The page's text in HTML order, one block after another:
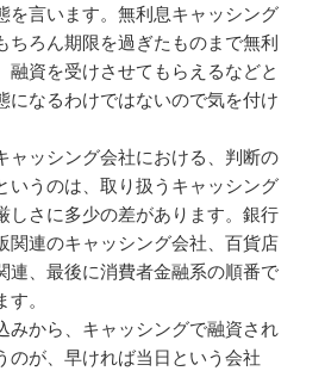
を言います。無利息キャッシング
ちろん期限を過ぎたものまで無利
融資を受けさせてもらえるなどと
になるわけではないので気を付け
ャッシング会社における、判断の
いうのは、取り扱うキャッシング
しさに多少の差があります。銀行
関連のキャッシング会社、百貨店
連、最後に消費者金融系の順番で
。
みから、キャッシングで融資され
のが、早ければ当日という会社